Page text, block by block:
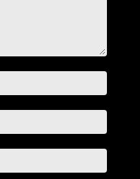
:*
:*
: